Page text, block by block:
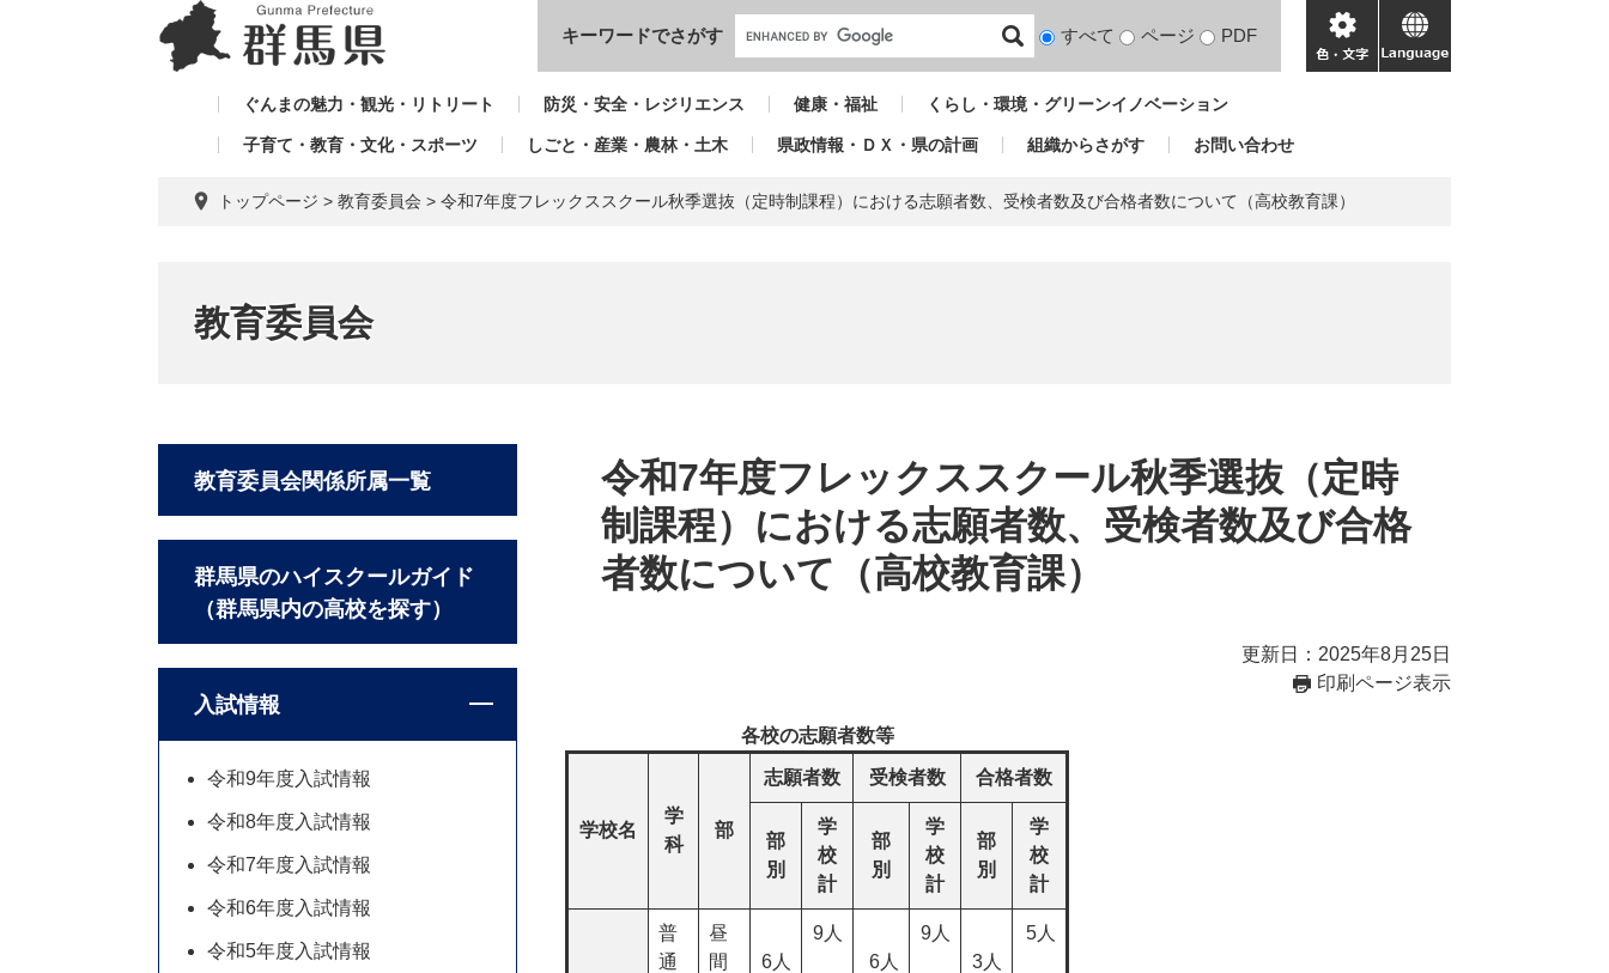
本文へ
キーワードでさがす
検
対
すべて ページ PDF
色・
文
language
ぐんまの魅力・観光・リトリート 防災・安全・レジリエンス 健康・福祉 くらし・環境・グリーンイノベーション
子育て・教育・文化・スポーツ しごと・産業・農林・土木 県政情報・ＤＸ・県の計画 組織からさがす お問い合わせ
トップページ > 教育委員会 > 令和7年度フレックススクール秋季選抜（定時制課程）における志願者数、受検者数及び合格者数について（高校教育課）
教育委員会
令和7年度フレックススクール秋季選抜（定時
制課程）における志願者数、受検者数及び合格
者数について（高校教育課）
更新日：2025年8月25日
印刷ページ表示
各校の志願者数等
学校名
学
科
部
志願者数 受検者数 合格者数
部
別
学
校
計
部
別
学
校
計
部
別
学
校
計
普
通
昼
間
6人
9人
6人
9人
3人
5人
教育委員会関係所属一覧
群馬県のハイスクールガイド
（群馬県内の高校を探す）
入試情報
令和9年度入試情報
令和8年度入試情報
令和7年度入試情報
令和6年度入試情報
令和5年度入試情報